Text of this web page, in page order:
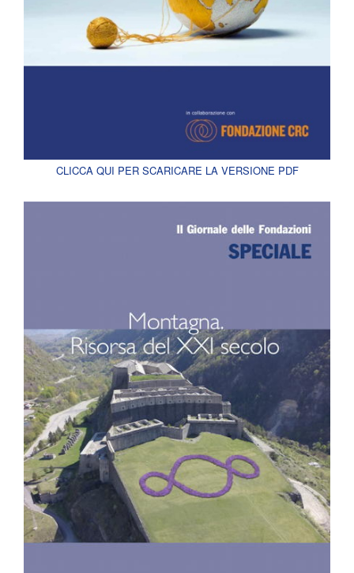
CLICCA QUI PER SCARICARE LA VERSIONE PDF